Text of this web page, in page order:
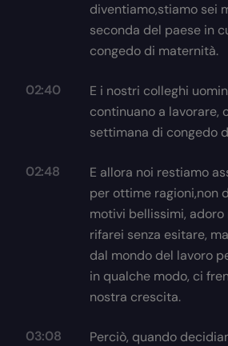
diventiamo,stiamo sei
seconda del paese in
congedo di maternità.
02:40
E i nostri colleghi
continuano a lavorare,
settimana di congedo
02:48
E allora noi restiamo
per ottime ragioni,non
motivi bellissimi, adoro
rifarei senza esitare,
dal mondo del lavoro
in qualche modo, ci
nostra crescita.
03:08
Perciò, quando